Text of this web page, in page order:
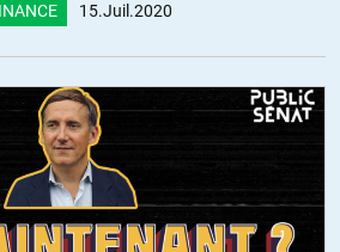
15.Juil.2020